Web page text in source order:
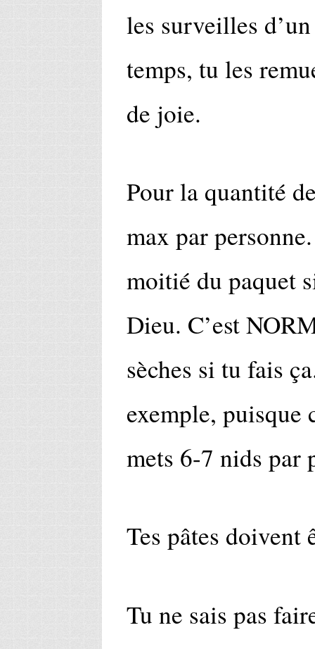
les surveilles
temps, tu les
de joie.
Pour la quantité
max par
moitié du paquet
Dieu. C’est
sèches si tu fais
exemple, puisque
mets 6-7 nids par
Tes pâtes doivent
Tu ne sais pas